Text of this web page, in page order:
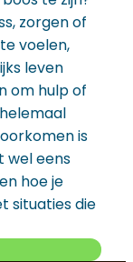
zorgen of
voelen,
leven
om hulp of
is
wel eens
hoe je
situaties die